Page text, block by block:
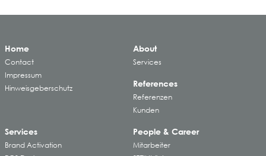
Home
Contact
Impressum
Hinweisgeberschutz
About
Services
References
Referenzen
Kunden
Services
Brand Activation
People & Career
Mitarbeiter